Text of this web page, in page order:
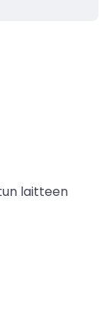
laitteen